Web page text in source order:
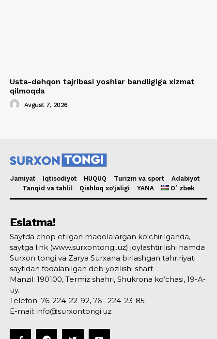
Usta-dehqon tajribasi yoshlar bandligiga xizmat
qilmoqda
Avgust 7, 2026
Jamiyat Iqtisodiyot HUQUQ Turizm va sport
Adabiyot
Tanqid va tahlil
Qishloq xo’jaligi YANA Oʻzbek
Eslatma!
Saytda chop etilgan maqolalargan ko‘chirilganda,
saytga link (www.surxontongi.uz) joylashtirilishi hamda
Surxon tongi va Zarya Surxana birlashgan tahririyati
saytidan fodalanilgan deb yozilishi shart.
Manzil: 190100, Termiz shahri, Shukrona ko‘chasi, 19-A-
uy.
Telefon: 76-224-22-92, 76--224-23-85
E-mail: info@surxontongi.uz